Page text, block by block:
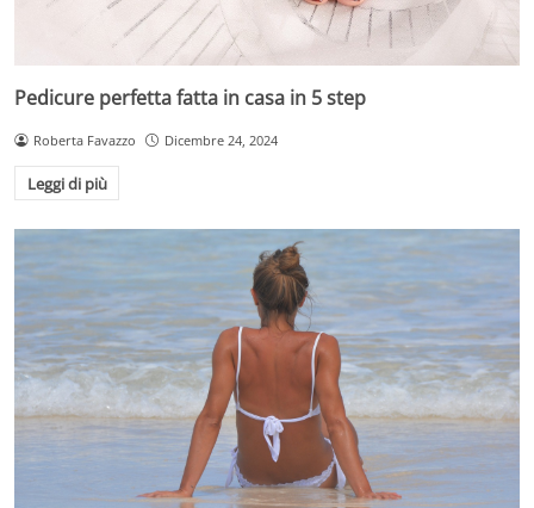
Pedicure perfetta fatta in casa in 5 step
Roberta Favazzo Dicembre 24, 2024
Leggi di più